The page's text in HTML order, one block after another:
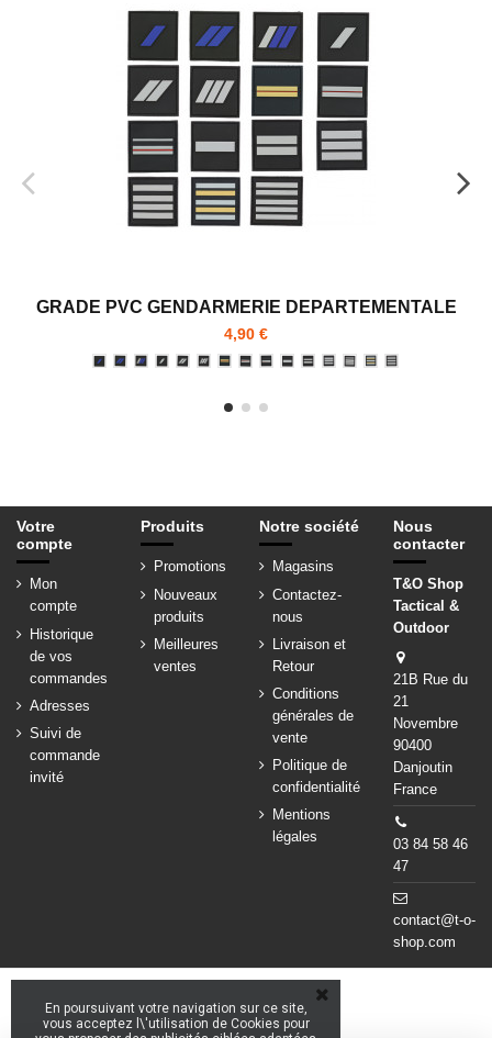
GRADE PVC GENDARMERIE DEPARTEMENTALE
4,90 €
Votre
compte
Mon
compte
Historique
de vos
commandes
Adresses
Suivi de
commande
invité
Produits
Promotions
Nouveaux
produits
Meilleures
ventes
Notre société
Magasins
Contactez-
nous
Livraison et
Retour
Conditions
générales de
vente
Politique de
confidentialité
Mentions
légales
Nous
contacter
T&O Shop
Tactical &
Outdoor
21B Rue du
21
Novembre
90400
Danjoutin
France
03 84 58 46
47
contact@t-o-
shop.com
En poursuivant votre navigation sur ce site,
vous acceptez l\'utilisation de Cookies pour